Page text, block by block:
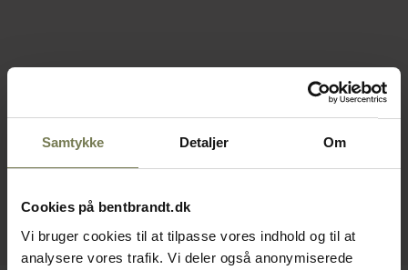
Samtykke Detaljer Om
Cookies på bentbrandt.dk
Vi bruger cookies til at tilpasse vores indhold og til at
analysere vores trafik. Vi deler også anonymiserede